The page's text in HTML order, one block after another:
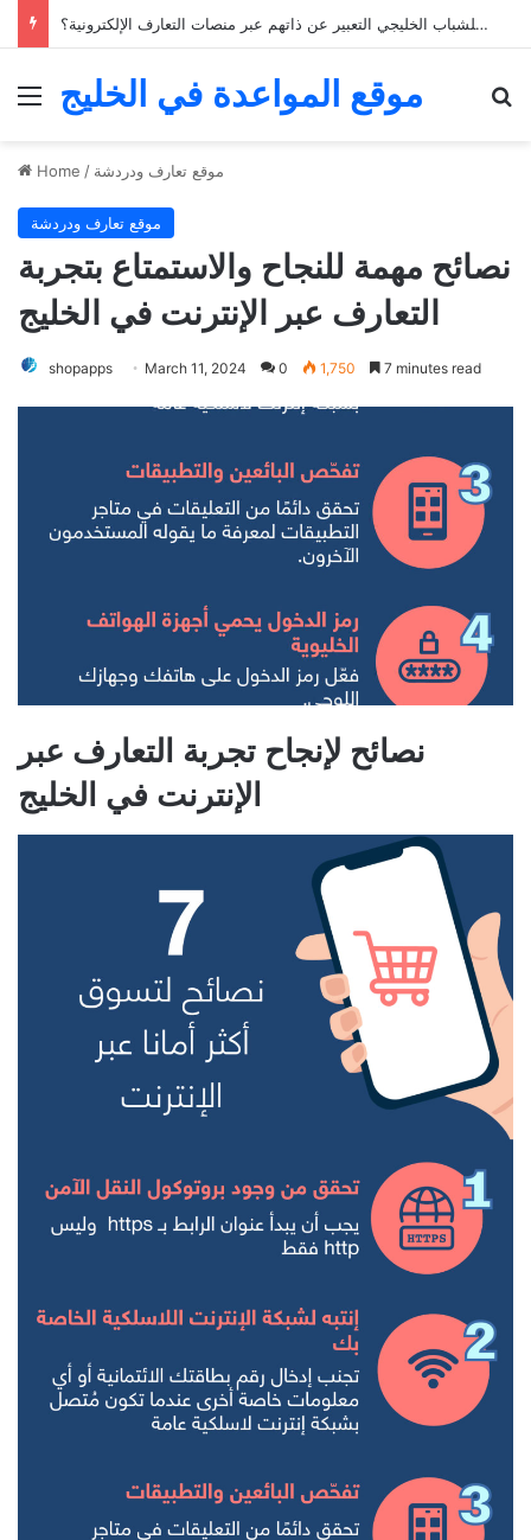
خمسة نصائح للعثور على الحب من خلال تطبيقات التعارف في الخليج
Menu
موقع المواعدة في الخليج
Home / موقع تعارف ودردشة
موقع تعارف ودردشة
نصائح مهمة للنجاح والاستمتاع بتجربة
التعارف عبر الإنترنت في الخليج
shopapps March 11, 2024 0 1,750 7 minutes read
نصائح لإنجاح تجربة التعارف عبر
الإنترنت في الخليج